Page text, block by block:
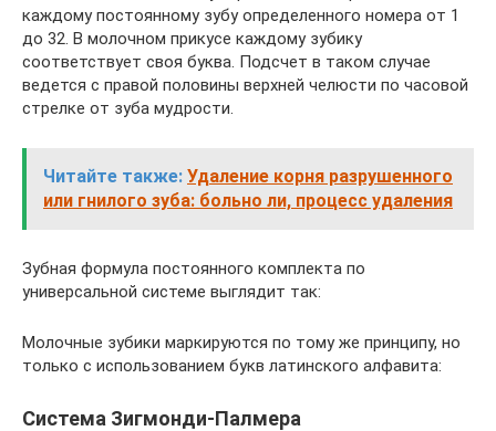
каждому постоянному зубу определенного номера от 1
до 32. В молочном прикусе каждому зубику
соответствует своя буква. Подсчет в таком случае
ведется с правой половины верхней челюсти по часовой
стрелке от зуба мудрости.
Читайте также: Удаление корня разрушенного
или гнилого зуба: больно ли, процесс удаления
Зубная формула постоянного комплекта по
универсальной системе выглядит так:
Молочные зубики маркируются по тому же принципу, но
только с использованием букв латинского алфавита:
Система Зигмонди-Палмера